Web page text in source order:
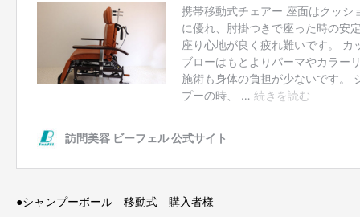
●シャンプーボール 移動式 購入者様